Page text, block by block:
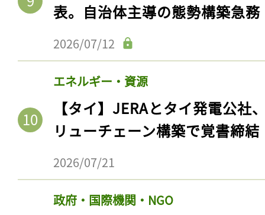
表。自治体主導の態勢構築急務
2026/07/12
エネルギー・資源
【タイ】JERAとタイ発電公社
リューチェーン構築で覚書締結
2026/07/21
政府・国際機関・NGO